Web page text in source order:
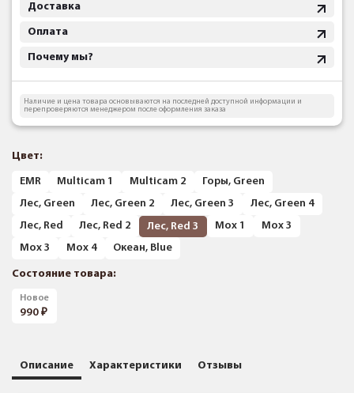
Доставка
Оплата
Почему мы?
Наличие и цена товара основываются на последней доступной информации и
перепроверяются менеджером после оформления заказа
Цвет:
EMR Multicam 1 Multicam 2
Горы, Green
Лес, Green
Лес, Green 2 Лес, Green 3
Лес, Green 4
Лес, Red
Лес, Red 2 Лес, Red 3 Мох 1
Мох 3
Мох 3
Мох 4 Океан, Blue
Состояние товара:
Новое
990
Описание Характеристики Отзывы